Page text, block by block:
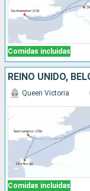
Comidas incluidas
REINO UNIDO,
Comidas incluidas
Queen Victoria